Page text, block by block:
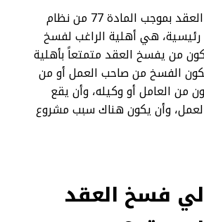
تتمثل أركان فسخ العقد بموجب المادة 77 من نظام
رئيسية، هي أهلية الراغب لفسخ
من يفسخ العقد متمتعاً بأهلية
الفسخ من صاحب العمل أو من
من العامل أو وكيله، وأن يقع
وأن يكون هناك سبب مشروع
فسخ العقد